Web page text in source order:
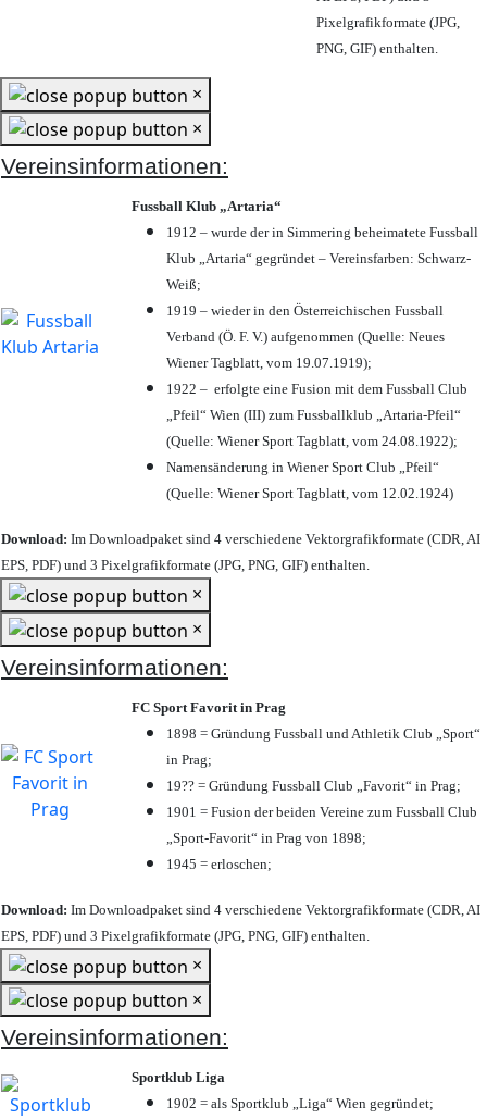
Pixelgrafikformate (JPG,
PNG, GIF) enthalten.
×
×
Vereinsinformationen:
Fussball Klub „Artaria“
1912 – wurde der in Simmering beheimatete Fussball
Klub „Artaria“ gegründet – Vereinsfarben: Schwarz-
Weiß;
1919 – wieder in den Österreichischen Fussball
Verband (Ö. F. V.) aufgenommen (Quelle: Neues
Wiener Tagblatt, vom 19.07.1919);
1922 – erfolgte eine Fusion mit dem Fussball Club
„Pfeil“ Wien (III) zum Fussballklub „Artaria-Pfeil“
(Quelle: Wiener Sport Tagblatt, vom 24.08.1922);
Namensänderung in Wiener Sport Club „Pfeil“
(Quelle: Wiener Sport Tagblatt, vom 12.02.1924)
Download: Im Downloadpaket sind 4 verschiedene Vektorgrafikformate (CDR, AI
EPS, PDF) und 3 Pixelgrafikformate (JPG, PNG, GIF) enthalten.
×
×
Vereinsinformationen:
FC Sport Favorit in Prag
1898 = Gründung Fussball und Athletik Club „Sport“
in Prag;
19?? = Gründung Fussball Club „Favorit“ in Prag;
1901 = Fusion der beiden Vereine zum Fussball Club
„Sport-Favorit“ in Prag von 1898;
1945 = erloschen;
Download: Im Downloadpaket sind 4 verschiedene Vektorgrafikformate (CDR, AI
EPS, PDF) und 3 Pixelgrafikformate (JPG, PNG, GIF) enthalten.
×
×
Vereinsinformationen:
Sportklub Liga
1902 = als Sportklub „Liga“ Wien gegründet;